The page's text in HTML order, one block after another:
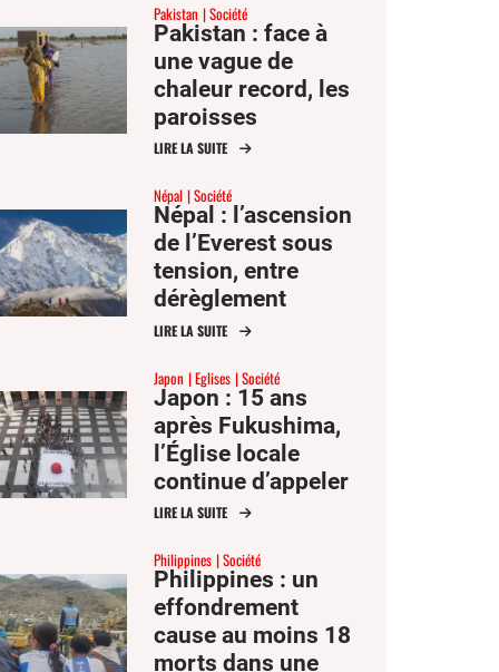
Pakistan Société
Pakistan : face à
une vague de
chaleur record, les
paroisses
distribuent de l’eau
horaires des
messes
LIRE LA SUITE
Népal Société
Népal : l’ascension
de l’Everest sous
tension, entre
dérèglement
climatique et afflux
LIRE LA SUITE
Japon Eglises Société
Japon : 15 ans
après Fukushima,
l’Église locale
continue d’appeler
à la
LIRE LA SUITE
Philippines Société
Philippines : un
effondrement
cause au moins 18
morts dans une